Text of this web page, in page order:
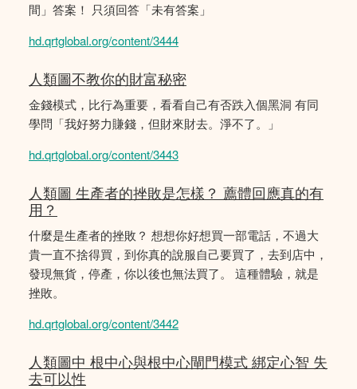
間」答案！ 只須回答「未有答案」
hd.qrtglobal.org/content/3444
人類圖不教你的財富秘密
金錢模式，比行為重要，看看自己有否跌入個黑洞 有同
學問「我好努力賺錢，但財來財去。淨不了。」
hd.qrtglobal.org/content/3443
人類圖 生產者的挫敗是怎樣？ 薦體回應真的有
用？
什麼是生產者的挫敗？ 想想你好想買一部電話，不過大
貴一直不捨得買，到你真的說服自己要買了，去到店中，
發現無貨，停產，你以後也無法買了。 這種體驗，就是
挫敗。
hd.qrtglobal.org/content/3442
人類圖中 根中心與根中心閘門模式 綁定心智 失
去可以性